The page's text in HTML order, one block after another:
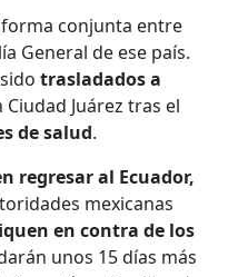
conjunta entre
General de ese país.
trasladados a
Juárez tras el
de salud.
regresar al Ecuador,
mexicanas
en contra de los
unos 15 días más